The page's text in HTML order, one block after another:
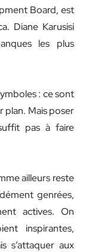
Board, est
Diane Karusisi
les plus
: ce sont
plan. Mais poser
pas à faire
ailleurs reste
genrées,
actives. On
inspirantes,
s’attaquer aux